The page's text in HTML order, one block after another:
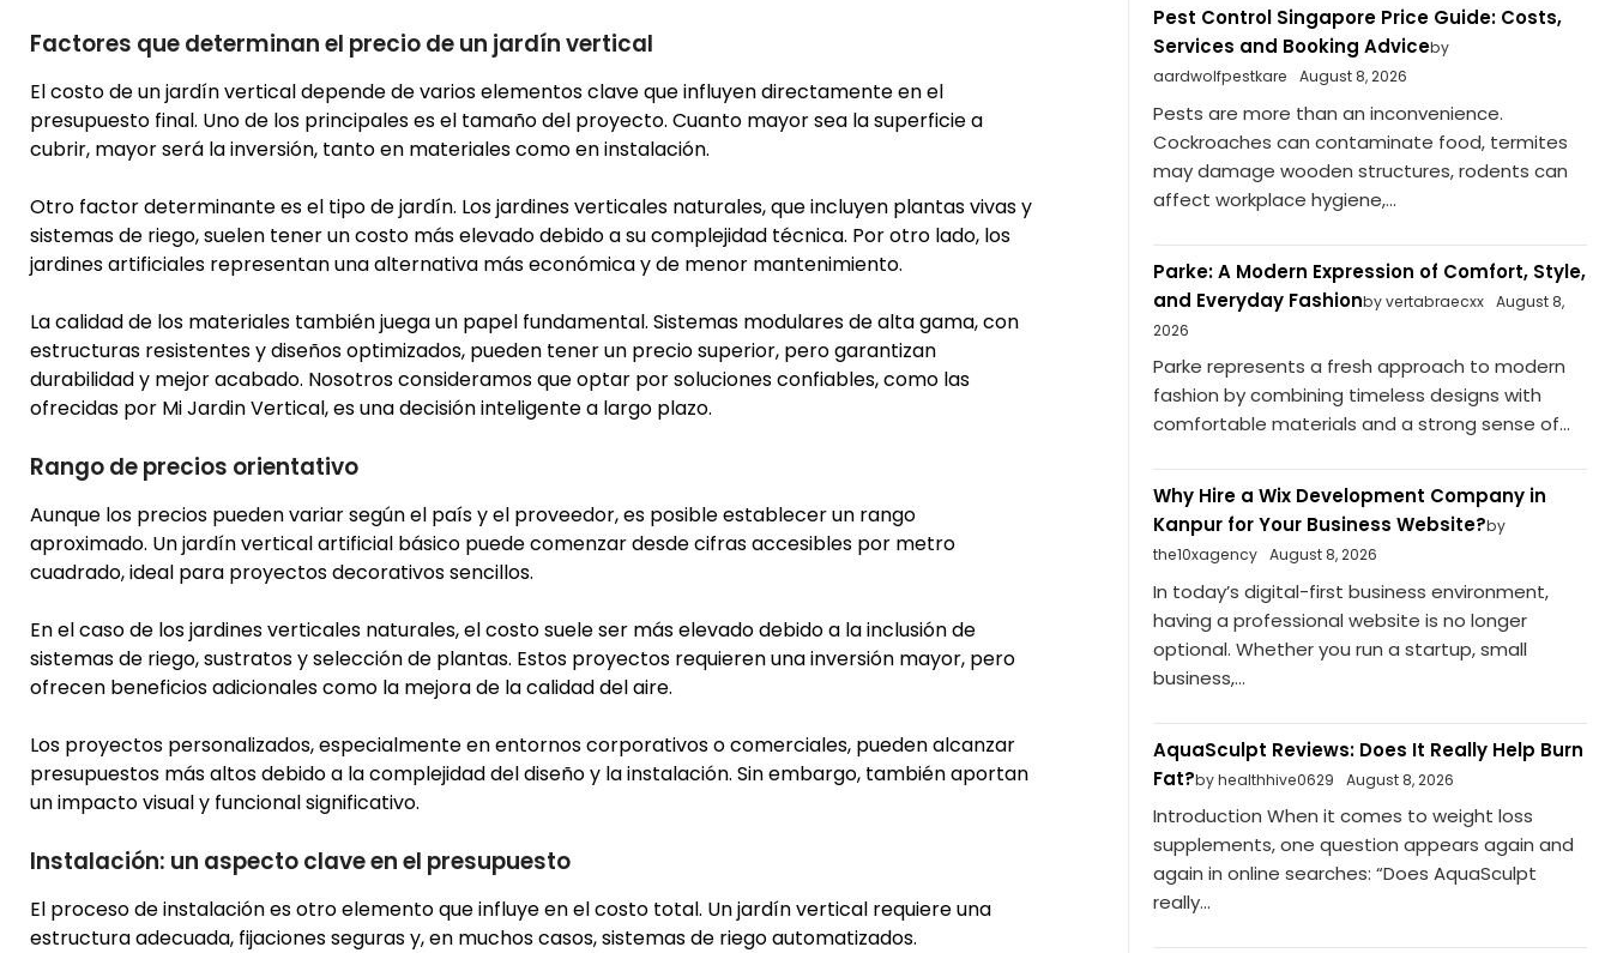
Factores que determinan el precio de un jardín vertical
El costo de un jardín vertical depende de varios elementos clave que influyen directamente en el
presupuesto final. Uno de los principales es el tamaño del proyecto. Cuanto mayor sea la superficie a
cubrir, mayor será la inversión, tanto en materiales como en instalación.
Otro factor determinante es el tipo de jardín. Los jardines verticales naturales, que incluyen plantas vivas y
sistemas de riego, suelen tener un costo más elevado debido a su complejidad técnica. Por otro lado, los
jardines artificiales representan una alternativa más económica y de menor mantenimiento.
La calidad de los materiales también juega un papel fundamental. Sistemas modulares de alta gama, con
estructuras resistentes y diseños optimizados, pueden tener un precio superior, pero garantizan
durabilidad y mejor acabado. Nosotros consideramos que optar por soluciones confiables, como las
ofrecidas por Mi Jardin Vertical, es una decisión inteligente a largo plazo.
Rango de precios orientativo
Aunque los precios pueden variar según el país y el proveedor, es posible establecer un rango
aproximado. Un jardín vertical artificial básico puede comenzar desde cifras accesibles por metro
cuadrado, ideal para proyectos decorativos sencillos.
En el caso de los jardines verticales naturales, el costo suele ser más elevado debido a la inclusión de
sistemas de riego, sustratos y selección de plantas. Estos proyectos requieren una inversión mayor, pero
ofrecen beneficios adicionales como la mejora de la calidad del aire.
Los proyectos personalizados, especialmente en entornos corporativos o comerciales, pueden alcanzar
presupuestos más altos debido a la complejidad del diseño y la instalación. Sin embargo, también aportan
un impacto visual y funcional significativo.
Instalación: un aspecto clave en el presupuesto
El proceso de instalación es otro elemento que influye en el costo total. Un jardín vertical requiere una
estructura adecuada, fijaciones seguras y, en muchos casos, sistemas de riego automatizados.
Pest Control Singapore Price Guide: Costs,
Services and Booking Adviceby
aardwolfpestkare
August 8, 2026
Pests are more than an inconvenience.
Cockroaches can contaminate food, termites
may damage wooden structures, rodents can
affect workplace hygiene,...
Parke: A Modern Expression of Comfort, Style,
and Everyday Fashionby vertabraecxx
August 8,
2026
Parke represents a fresh approach to modern
fashion by combining timeless designs with
comfortable materials and a strong sense of...
Why Hire a Wix Development Company in
Kanpur for Your Business Website?by
the10xagency
August 8, 2026
In today’s digital-first business environment,
having a professional website is no longer
optional. Whether you run a startup, small
business,...
AquaSculpt Reviews: Does It Really Help Burn
Fat?by healthhive0629 August 8, 2026
Introduction When it comes to weight loss
supplements, one question appears again and
again in online searches: “Does AquaSculpt
really...